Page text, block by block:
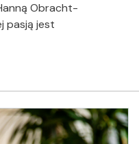
Obracht-
pasją jest